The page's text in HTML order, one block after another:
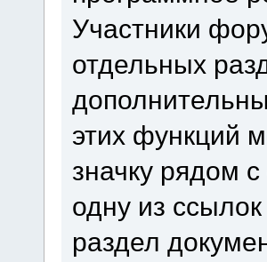
Участники
отдельных
этих функций
значку рядом
одну из
раздел